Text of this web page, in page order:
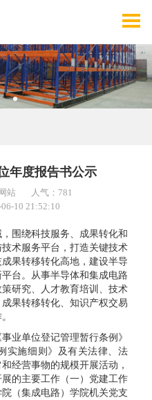
年度报告书公示
站
人气：781
10 21:52:10
绕科技服务、成果转化和
术服务平台，打造关键技术
果转移转化高地，建设半导
台。从事半导体和集成电路
研究、人才教育培训、技术
果转移转化、知识产权交易
单位登记管理暂行条例》
实施细则》及有关法律、法
经营事物的规模开展活动，
的主要工作（一）党建工作
（集成电路）学院机关党支